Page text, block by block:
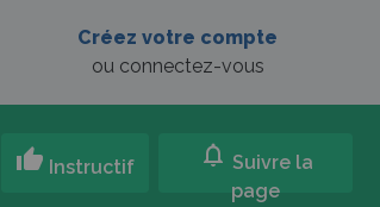
Créez votre compte
ou connectez-vous
thumb_up Instructif notifications Suivre la
page